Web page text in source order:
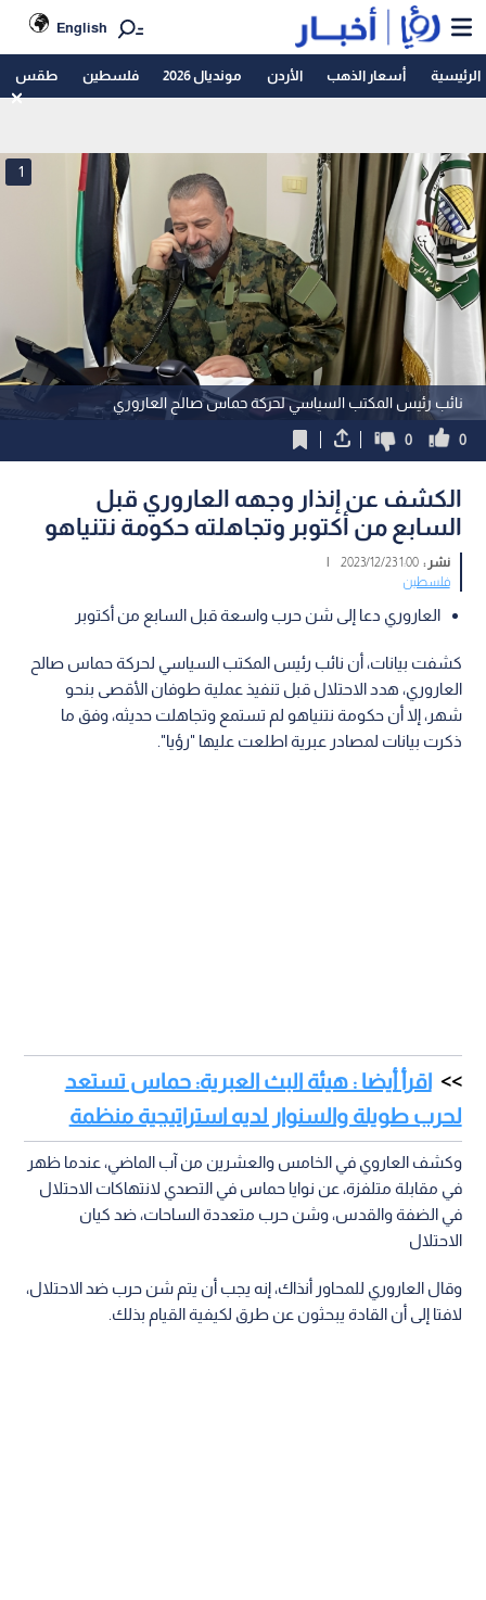
English
الرئيسية أسعار الذهب الأردن مونديال 2026 فلسطين طقس
نائب رئيس المكتب السياسي لحركة حماس صالح العاروري
1
0
0
الكشف عن إنذار وجهه العاروري قبل
السابع من أكتوبر وتجاهلته حكومة نتنياهو
نشر :1:00 2023/12/23
|
فلسطين
العاروري دعا إلى شن حرب واسعة قبل السابع من أكتوبر
كشفت بيانات، أن نائب رئيس المكتب السياسي لحركة حماس صالح
العاروري، هدد الاحتلال قبل تنفيذ عملية طوفان الأقصى بنحو
شهر، إلا أن حكومة نتنياهو لم تستمع وتجاهلت حديثه، وفق ما
ذكرت بيانات لمصادر عبرية اطلعت عليها "رؤيا".
اقرأ أيضا : هيئة البث العبرية: حماس تستعد
لحرب طويلة والسنوار لديه استراتيجية منظمة
وكشف العاروي في الخامس والعشرين من آب الماضي، عندما ظهر
في مقابلة متلفزة، عن نوايا حماس في التصدي لانتهاكات الاحتلال
في الضفة والقدس، وشن حرب متعددة الساحات، ضد كيان
الاحتلال
وقال العاروري للمحاور أنذاك، إنه يجب أن يتم شن حرب ضد الاحتلال،
لافتا إلى أن القادة يبحثون عن طرق لكيفية القيام بذلك.